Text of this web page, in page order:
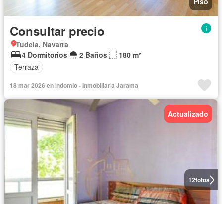
Consultar precio
Tudela, Navarra
4 Dormitorios
2 Baños
180 m²
Terraza
18 mar 2026 en Indomio - Inmobiliaria Jarama
12fotos
Actualizado